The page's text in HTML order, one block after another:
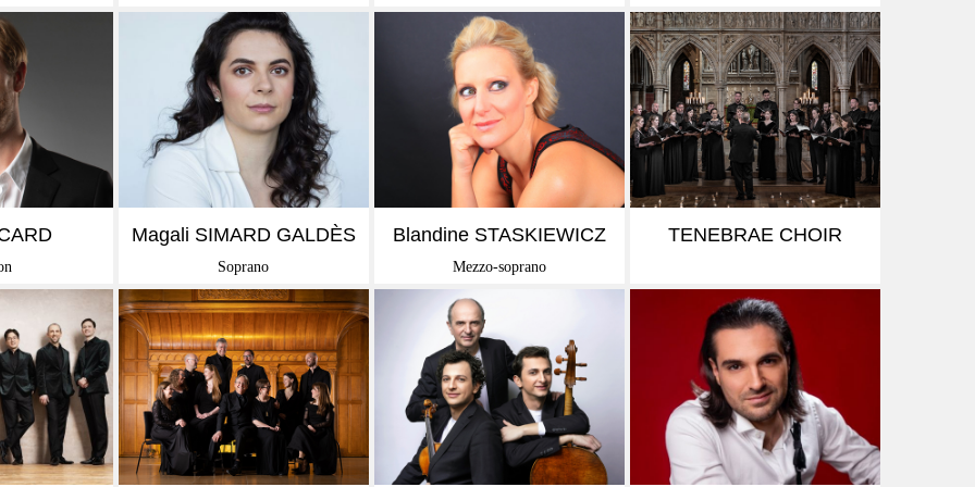
+
Magali SIMARD GALDÈS
Soprano
EN SAVOIR +
Blandine STASKIEWICZ
Mezzo-soprano
EN SAVOIR +
TENEBRAE CHOIR
EN SAVOIR +
+ EN SAVOIR + EN SAVOIR + EN SAVOIR +